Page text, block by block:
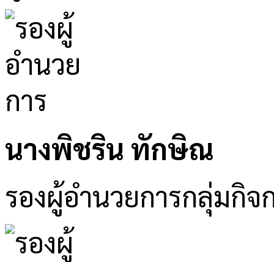
นางพิชริน ทักษิณ
รองผู้อำนวยการกลุ่มกิจ